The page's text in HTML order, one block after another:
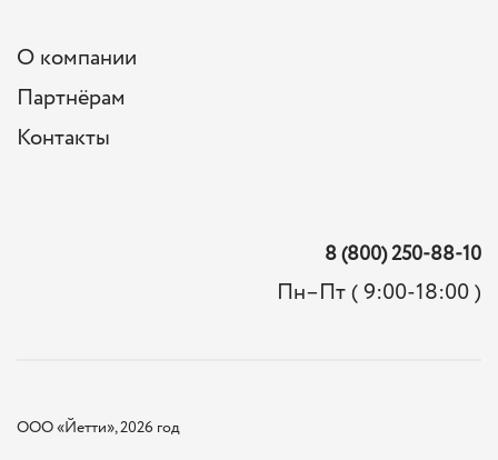
О компании
Партнёрам
Контакты
8 (800) 250-88-10
Пн–Пт ( 9:00-18:00 )
ООО «Йетти», 2026 год